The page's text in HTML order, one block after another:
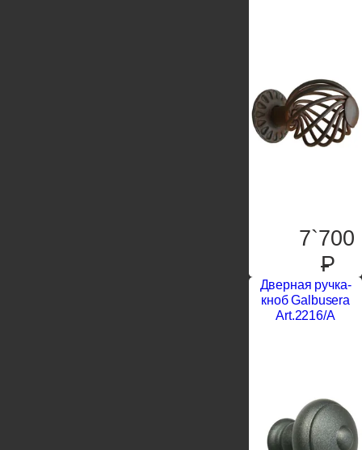
7`700
P
Дверная ручка-
кноб Galbusera
Art.2216/A